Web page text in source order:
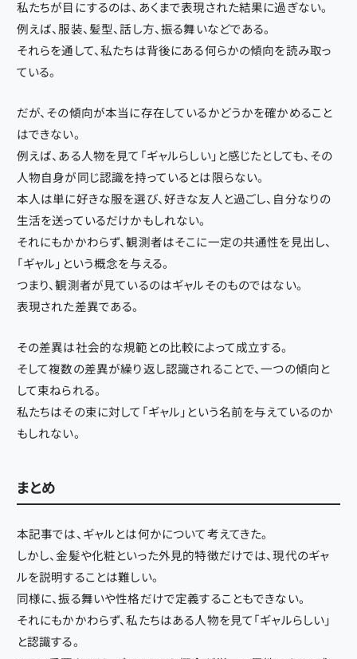
私たちが目にするのは、あくまで表現された結果に過ぎない。
例えば、服装、髪型、話し方、振る舞いなどである。
それらを通して、私たちは背後にある何らかの傾向を読み取っ
ている。
だが、その傾向が本当に存在しているかどうかを確かめること
はできない。
例えば、ある人物を見て「ギャルらしい」と感じたとしても、その
人物自身が同じ認識を持っているとは限らない。
本人は単に好きな服を選び、好きな友人と過ごし、自分なりの
生活を送っているだけかもしれない。
それにもかかわらず、観測者はそこに一定の共通性を見出し、
「ギャル」という概念を与える。
つまり、観測者が見ているのはギャルそのものではない。
表現された差異である。
その差異は社会的な規範との比較によって成立する。
そして複数の差異が繰り返し認識されることで、一つの傾向と
して束ねられる。
私たちはその束に対して「ギャル」という名前を与えているのか
もしれない。
まとめ
本記事では、ギャルとは何かについて考えてきた。
しかし、金髪や化粧といった外見的特徴だけでは、現代のギャ
ルを説明することは難しい。
同様に、振る舞いや性格だけで定義することもできない。
それにもかかわらず、私たちはある人物を見て「ギャルらしい」
と認識する。